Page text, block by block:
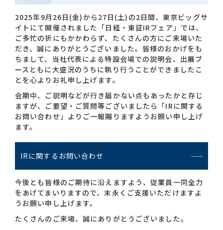
おすすめキーワード
#グローバルネットワーク
#ダイバーシティ＆インクルージョン
2025年9月26日(金)から27日(土)の2日間、東京ビッグサ
イトにて開催されました「日経・東証IRフェア」では、
ご多忙の折にもかかわらず、たくさんの方にご来場いた
だき、誠にありがとうございました。皆様のおかげをも
ちまして、当社代表による特設会場での説明会、出展ブ
ースともに大盛況のうちに執り行うことができましたこ
とを心よりお礼申し上げます。
会期中、ご説明などが行き届かない点もあったかと存じ
ますが、ご要望・ご質問等ございましたら「IRに関する
お問い合わせ」よりご一報賜りますようお願い申し上げ
ます。
IRに関するお問い合わせ
今後とも皆様のご期待に沿えますよう、従業員一同全力
をあげてまいりますので、末永くご支援いただけますよ
うお願い申し上げます。
たくさんのご来場、誠にありがとうございました。